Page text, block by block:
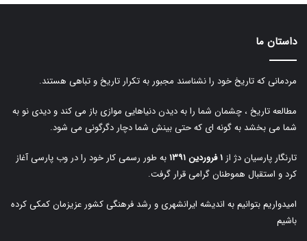
داستان ما
مردمانی که تاریخ خود را نشناسند مجبور به تکرار تاریخ و تباهی هستند.
مطالعه تاریخ ، چشمان شما را به دیدن دنیاهایی موازی باز می کند و دیدی نو به
شما می بخشد به گونه ای که حتی بینش شما دچار دگرگونی می شود.
تارنگار پارسیان دژ از ۱ فروردین ۱۳۹۱
به طور رسمی کار خود را در وب پارسی آغاز
کرد و استقبال هموطنان گرامی قرار گرفت.
امیدواریم بتوانیم به اندیشه ایرانشهری و رشد فرهنگی کشور عزیزمان کمکی کرده
باشیم